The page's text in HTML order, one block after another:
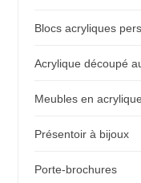
Blocs acryliques
Acrylique découpé
Meubles en acrylique
Présentoir à bijoux
Porte-brochures